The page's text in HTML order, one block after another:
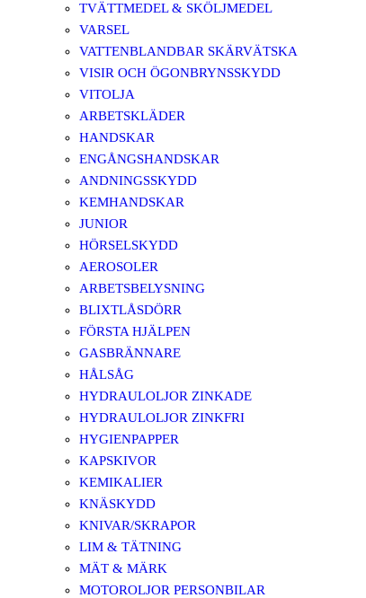
TVÄTTMEDEL & SKÖLJMEDEL
VARSEL
VATTENBLANDBAR SKÄRVÄTSKA
VISIR OCH ÖGONBRYNSSKYDD
VITOLJA
ARBETSKLÄDER
HANDSKAR
ENGÅNGSHANDSKAR
ANDNINGSSKYDD
KEMHANDSKAR
JUNIOR
HÖRSELSKYDD
AEROSOLER
ARBETSBELYSNING
BLIXTLÅSDÖRR
FÖRSTA HJÄLPEN
GASBRÄNNARE
HÅLSÅG
HYDRAULOLJOR ZINKADE
HYDRAULOLJOR ZINKFRI
HYGIENPAPPER
KAPSKIVOR
KEMIKALIER
KNÄSKYDD
KNIVAR/SKRAPOR
LIM & TÄTNING
MÄT & MÄRK
MOTOROLJOR PERSONBILAR